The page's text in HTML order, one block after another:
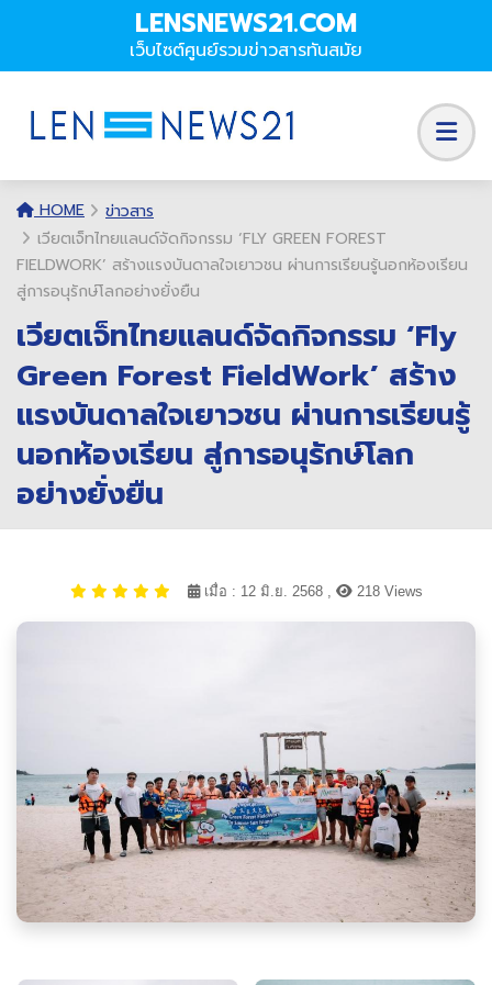
LENSNEWS21.COM
เว็บไซต์ศูนย์รวมข่าวสารทันสมัย
HOME
ข่าวสาร
เวียตเจ็ทไทยแลนด์จัดกิจกรรม ‘FLY GREEN FOREST
FIELDWORK’ สร้างแรงบันดาลใจเยาวชน ผ่านการเรียนรู้นอกห้องเรียน
สู่การอนุรักษ์โลกอย่างยั่งยืน
เวียตเจ็ทไทยแลนด์จัดกิจกรรม ‘Fly
Green Forest FieldWork’ สร้าง
แรงบันดาลใจเยาวชน ผ่านการเรียนรู้
นอกห้องเรียน สู่การอนุรักษ์โลก
อย่างยั่งยืน
เมื่อ : 12 มิ.ย. 2568 , 218 Views